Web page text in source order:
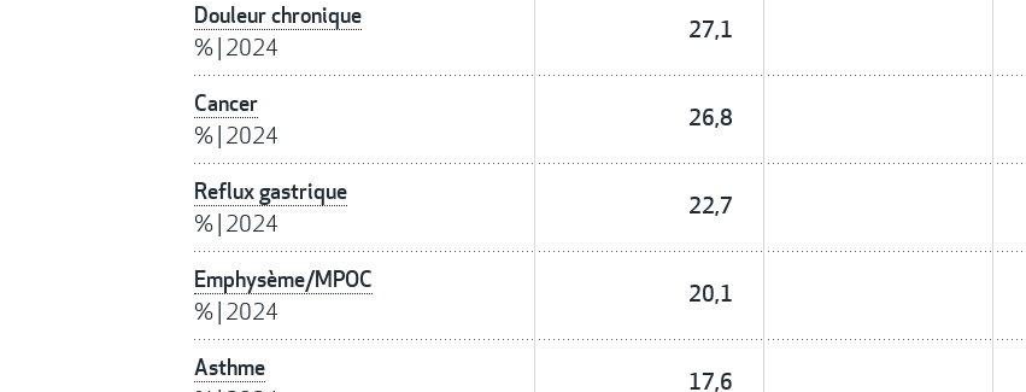
Douleur chronique
%| 2024
27,1
Cancer
%| 2024
26,8
Reflux gastrique
%| 2024
22,7
Emphysème/MPOC
%| 2024
20,1
Asthme
17,6